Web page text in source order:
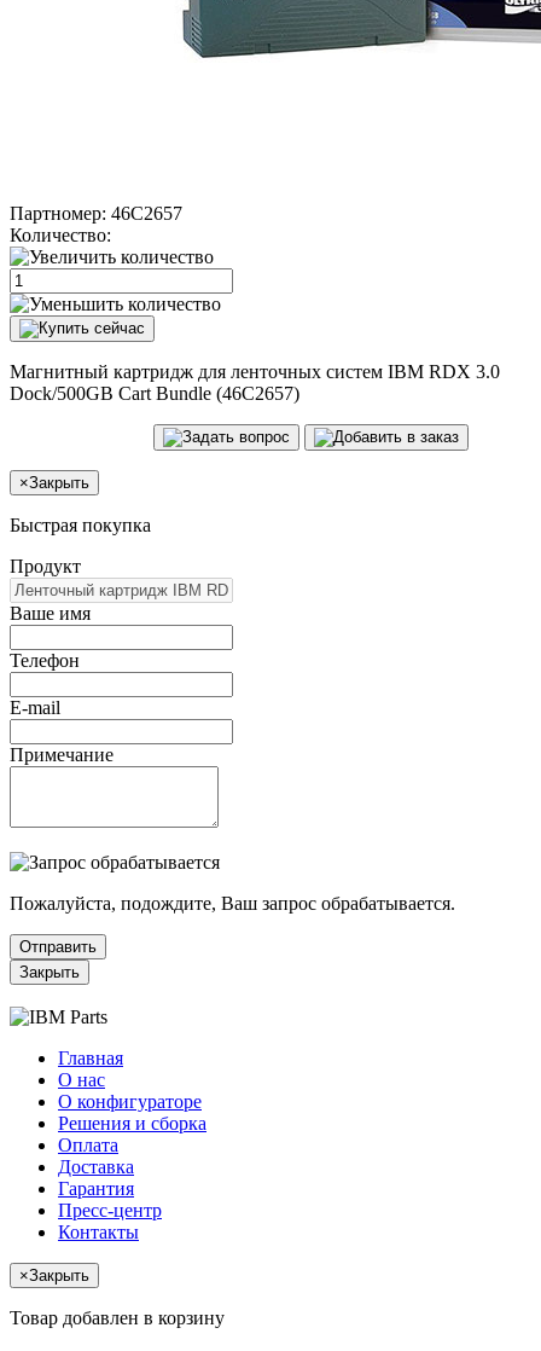
Партномер: 46C2657
Количество:
Магнитный картридж для ленточных систем IBM RDX 3.0
Dock/500GB Cart Bundle (46C2657)
×Закрыть
Быстрая покупка
Продукт
Ваше имя
Телефон
E-mail
Примечание
Пожалуйста, подождите, Ваш запрос обрабатывается.
Отправить
Закрыть
Главная
О нас
О конфигураторе
Решения и сборка
Оплата
Доставка
Гарантия
Пресс-центр
Контакты
×Закрыть
Товар добавлен в корзину